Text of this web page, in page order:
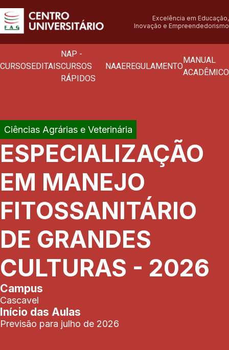
Excelência em Educação,
Inovação e Empreendedorismo
CURSOSEDITAIS
NAP -
CURSOS
RÁPIDOS
NAAEREGULAMENTOMANUAL
ACADÊMICO
Ciências Agrárias e Veterinária
ESPECIALIZAÇÃO
EM MANEJO
FITOSSANITÁRIO
DE GRANDES
CULTURAS - 2026
Campus
Cascavel
Início das Aulas
Previsão para julho de 2026